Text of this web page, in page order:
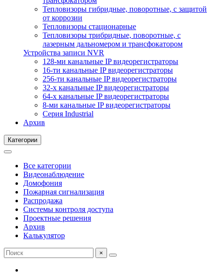
Тепловизоры гибридные, поворотные, с защитой
от коррозии
Тепловизоры стационарные
Тепловизоры трибридные, поворотные, с
лазерным дальномером и трансфокатором
Устройства записи NVR
128-ми канальные IP видеорегистраторы
16-ти канальные IP видеорегистраторы
256-ти канальные IP видеорегистраторы
32-х канальные IP видеорегистраторы
64-х канальные IP видеорегистраторы
8-ми канальные IP видеорегистраторы
Серия Industrial
Архив
Категории
Все категории
Видеонаблюдение
Домофония
Пожарная сигнализация
Распродажа
Системы контроля доступа
Проектные решения
Архив
Калькулятор
×